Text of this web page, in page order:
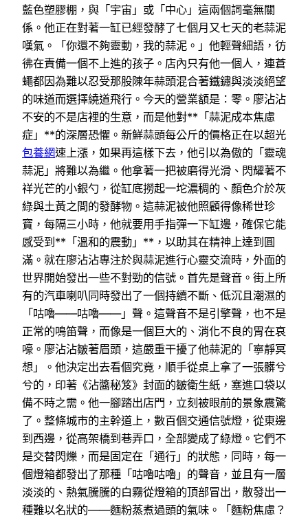
藍色塑膠棚，與「宇宙」或「中心」這兩個詞毫無關
係。他正在對著一缸已經發酵了七個月又七天的老蒜泥
嘆氣。「你還不夠靈動，我的蒜泥。」他輕聲細語，彷
彿在責備一個不上進的孩子。店內只有他一個人，連蒼
蠅都因為難以忍受那股陳年蒜頭混合著鐵鏽與淡淡絕望
的味道而選擇繞道飛行。今天的營業額是：零。廖沾沾
不安的不是店裡的生意，而是他對**「蒜泥成本焦慮
症」**的深層恐懼。新鮮蒜頭每公斤的價格正在以超光
包養網速上漲，如果再這樣下去，他引以為傲的「靈魂
蒜泥」將難以為繼。他拿著一把被磨得光滑、閃耀著不
祥光芒的小銀勺，從缸底撈起一坨濃稠的、顏色介於灰
綠與土黃之間的發酵物。這蒜泥被他照顧得像稀世珍
寶，每隔三小時，他就要用手指彈一下缸邊，確保它能
感受到**「溫和的震動」**，以助其在精神上達到圓
滿。就在廖沾沾專注於與蒜泥進行心靈交流時，外面的
世界開始發出一些不對勁的信號。首先是聲音。街上所
有的汽車喇叭同時發出了一個持續不斷、低沉且潮濕的
「咕嚕——咕嚕——」聲。這聲音不是引擎聲，也不是
正常的鳴笛聲，而像是一個巨大的、消化不良的胃在哀
嚎。廖沾沾皺著眉頭，這嚴重干擾了他蒜泥的「寧靜冥
想」。他決定出去看個究竟，順手從桌上拿了一張髒兮
兮的，印著《沾醬秘笈》封面的皺衛生紙，塞進口袋以
備不時之需。他一腳踏出店門，立刻被眼前的景象震驚
了。整條城市的主幹道上，數百個交通信號燈，從東邊
到西邊，從高架橋到巷弄口，全部變成了綠燈。它們不
是交替閃爍，而是固定在「通行」的狀態，同時，每一
個燈箱都發出了那種「咕嚕咕嚕」的聲音，並且有一層
淡淡的、熱氣騰騰的白霧從燈箱的頂部冒出，散發出一
種難以名狀的——麵粉蒸煮過頭的氣味。「麵粉焦慮？